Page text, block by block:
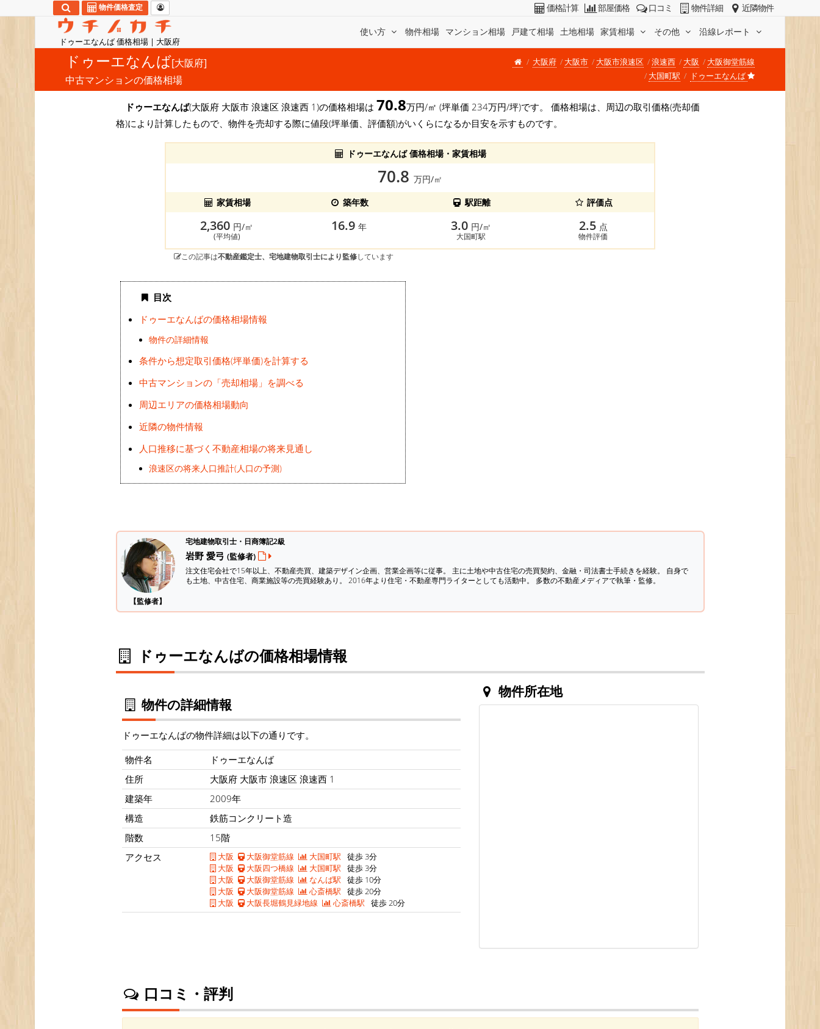
ドゥーエなんば 価格相場 | 大阪府
使い方 物件相場 マンション相場 戸建て相場 土地相場 家賃相場 その他 沿線レポート
物件価格査定 価格計算 部屋価格 口コミ 物件詳細 近隣物件
ドゥーエなんば[大阪府]
中古マンションの価格相場
大阪府 大阪市 大阪市浪速区 浪速西 大阪
大阪御堂筋線
大国町駅
ドゥーエなんば
ドゥーエなんば(大阪府 大阪市 浪速区 浪速西 1)の価格相場は 70.8万円/㎡ (坪単価 234万円/坪)です。 価格相場は、周辺の取引価格(売却価
格)により計算したもので、物件を売却する際に値段(坪単価、評価額)がいくらになるか目安を示すものです。
ドゥーエなんば 価格相場・家賃相場
70.8 万円/㎡
家賃相場
築年数 駅距離 評価点
2,360 円/㎡
(平均値)
16.9 年 3.0 円/㎡
大国町駅
2.5 点
物件評価
この記事は不動産鑑定士、宅地建物取引士により監修しています
目次
ドゥーエなんばの価格相場情報
物件の詳細情報
条件から想定取引価格(坪単価)を計算する
中古マンションの「売却相場」を調べる
周辺エリアの価格相場動向
近隣の物件情報
人口推移に基づく不動産相場の将来見通し
浪速区の将来人口推計(人口の予測)
【監修者】
宅地建物取引士・日商簿記2級
岩野 愛弓 (監修者)
注文住宅会社で15年以上、不動産売買、建築デザイン企画、営業企画等に従事。 主に土地や中古住宅の売買契約、金融・司法書士手続きを経験。 自身で
も土地、中古住宅、商業施設等の売買経験あり。 2016年より住宅・不動産専門ライターとしても活動中。 多数の不動産メディアで執筆・監修。
ドゥーエなんばの価格相場情報
物件の詳細情報
ドゥーエなんばの物件詳細は以下の通りです。
物件名
ドゥーエなんば
住所
大阪府 大阪市 浪速区 浪速西 1
建築年
2009年
構造
鉄筋コンクリート造
階数
15階
アクセス
大阪 大阪御堂筋線 大国町駅 徒歩 3分
大阪
大阪四つ橋線 大国町駅 徒歩 3分
大阪
大阪御堂筋線 なんば駅 徒歩 10分
大阪
大阪御堂筋線 心斎橋駅 徒歩 20分
大阪
大阪長堀鶴見緑地線 心斎橋駅 徒歩 20分
物件所在地
口コミ・評判